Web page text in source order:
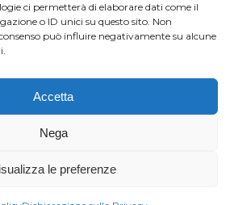
ci permetterà di elaborare dati come il
o ID unici su questo sito. Non
può influire negativamente su alcune
Accetta
Nega
le preferenze
SNOWBOARD
SPRINT
TROFEO MEZZALAMA
DI FIEMME
| Termini d'uso | Privacy |